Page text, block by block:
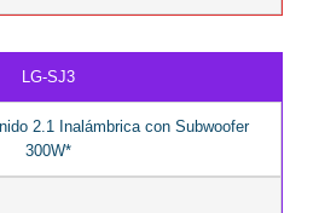
LG-SJ3
2.1 Inalámbrica con Subwoofer
300W*